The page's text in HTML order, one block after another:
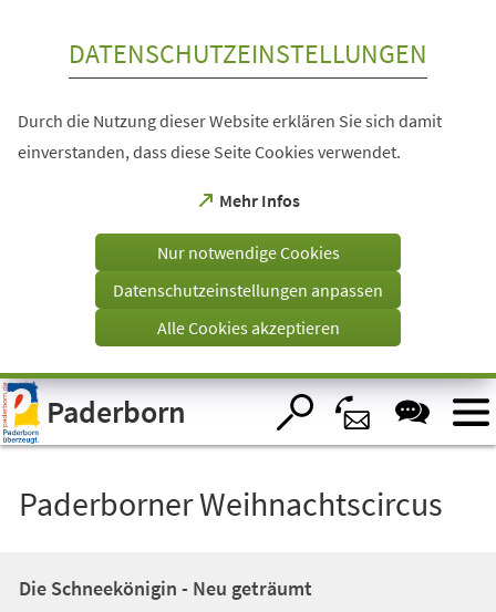
Visuelle
Assistenzsoftware
öffnen.
DATENSCHUTZEINSTELLUNGEN
Durch die Nutzung dieser Website erklären Sie sich damit
einverstanden, dass diese Seite Cookies verwendet.
Mehr Infos
(Öffnet
einem
Tab)
Nur notwendige Cookies
Datenschutzeinstellungen anpassen
Alle Cookies akzeptieren
Paderborn
Paderborner Weihnachtscircus
Die Schneekönigin - Neu geträumt